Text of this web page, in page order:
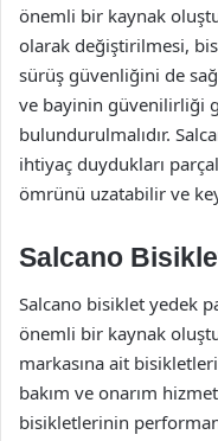
önemli bir kaynak
olarak değiştirilmesi,
sürüş güvenliğini de
ve bayinin güvenilirliği
bulundurulmalıdır.
ihtiyaç duydukları
ömrünü uzatabilir ve
Salcano
Salcano bisiklet yedek
önemli bir kaynak
markasına ait
bakım ve onarım
bisikletlerinin